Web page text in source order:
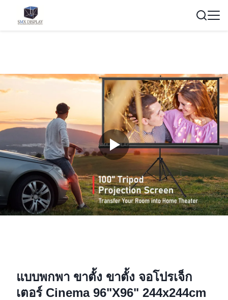
แบบพกพา ขาตั้ง ขาตั้ง จอโปรเจ็ก
เตอร์ Cinema 96"X96" 244x244cm